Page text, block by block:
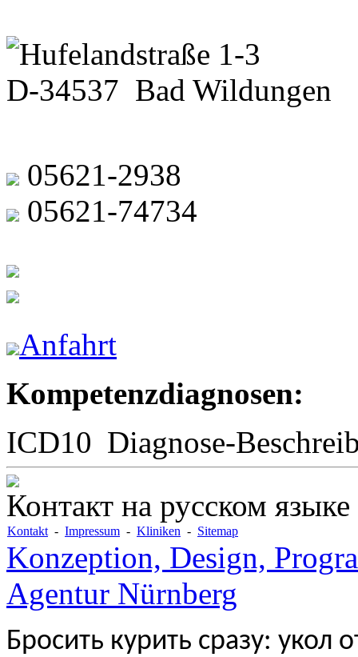
Hufelandstraße 1-3
D-34537 Bad Wildungen
05621-2938
05621-74734
Anfahrt
Kompetenzdiagnosen:
ICD10 Diagnose-
Контакт на русском
Kontakt - Impressum - Kliniken - Sitemap
Konzeption, Design,
Agentur Nürnberg
Бросить курить сразу: укол